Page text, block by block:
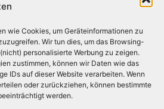
wie Cookies, um Geräteinformationen zu
Wir tun dies, um das Browsing-
personalisierte Werbung zu zeigen.
zustimmen, können wir Daten wie das
IDs auf dieser Website verarbeiten. Wenn
oder zurückziehen, können bestimmte
werden.
Media